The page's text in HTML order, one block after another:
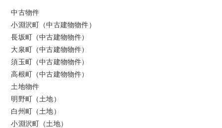
中古物件
小淵沢町（中古建物物件）
長坂町（中古建物物件）
大泉町（中古建物物件）
須玉町（中古建物物件）
高根町（中古建物物件）
土地物件
明野町（土地）
白州町（土地）
小淵沢町（土地）